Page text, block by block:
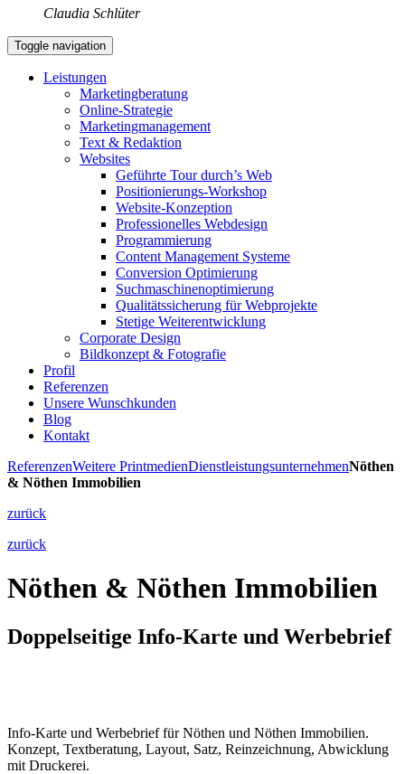
Claudia Schlüter
Toggle navigation
Leistungen
Marketingberatung
Online-Strategie
Marketingmanagement
Text & Redaktion
Websites
Geführte Tour durch’s Web
Positionierungs-Workshop
Website-Konzeption
Professionelles Webdesign
Programmierung
Content Management Systeme
Conversion Optimierung
Suchmaschinenoptimierung
Qualitätssicherung für Webprojekte
Stetige Weiterentwicklung
Corporate Design
Bildkonzept & Fotografie
Profil
Referenzen
Unsere Wunschkunden
Blog
Kontakt
ReferenzenWeitere PrintmedienDienstleistungsunternehmenNöthen
& Nöthen Immobilien
zurück
zurück
Nöthen & Nöthen Immobilien
Doppelseitige Info-Karte und Werbebrief
Info-Karte und Werbebrief für Nöthen und Nöthen Immobilien.
Konzept, Textberatung, Layout, Satz, Reinzeichnung, Abwicklung
mit Druckerei.